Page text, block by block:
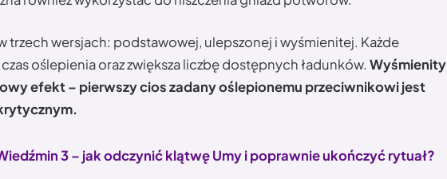
trzech wersjach: podstawowej, ulepszonej i wyśmienitej. Każde
oślepienia oraz zwiększa liczbę dostępnych ładunków. Wyśmienity
efekt – pierwszy cios zadany oślepionemu przeciwnikowi jest
3 – jak odczynić klątwę Umy i poprawnie ukończyć rytuał?